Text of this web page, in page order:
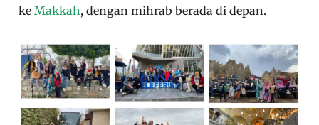
ke Makkah, dengan mihrab berada di depan.